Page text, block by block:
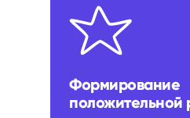
Формирование
положительной